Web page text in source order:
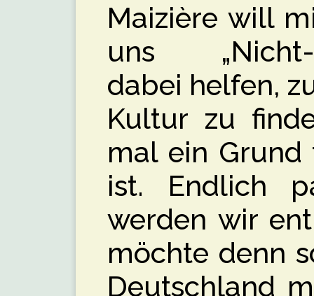
Maizière will
uns „Nicht-
dabei helfen,
Kultur zu
mal ein Grund
ist. Endlich
werden wir
möchte denn
Deutschland